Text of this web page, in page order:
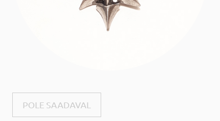
POLE SAADAVAL